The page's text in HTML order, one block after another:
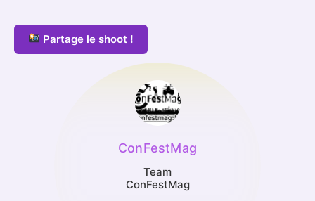
Partage le shoot !
ConFestMag
Team
ConFestMag